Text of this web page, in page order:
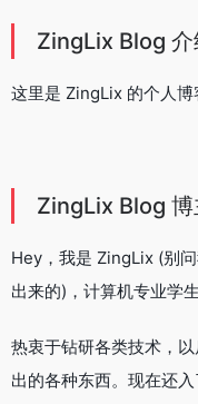
ZingLix Blog 介
这里是 ZingLix 的个人
ZingLix Blog 博
Hey，我是 ZingLix (别
出来的)，计算机专业学
热衷于钻研各类技术，
出的各种东西。现在还